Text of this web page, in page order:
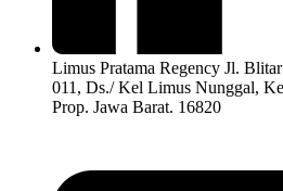
Limus Pratama Regency Jl.
011, Ds./ Kel Limus Nunggal,
Prop. Jawa Barat. 16820